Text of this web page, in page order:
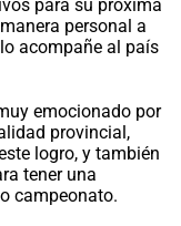
para su próxima
personal a
acompañe al país
emocionado por
provincial,
logro, y también
tener una
campeonato.